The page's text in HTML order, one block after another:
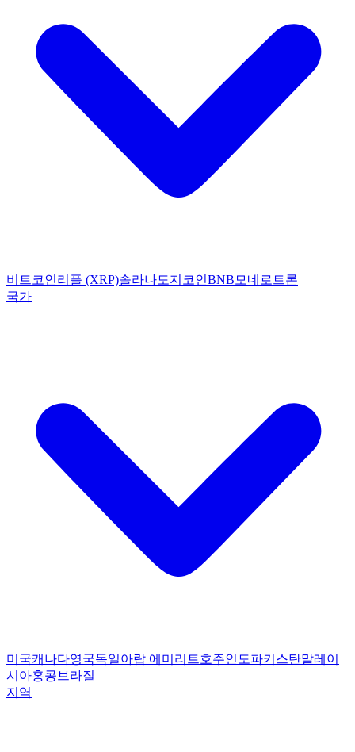
비트코인리플 (XRP)솔라나도지코인BNB 모네로 트론
국가
미국캐나다영국독일아랍 에미리트호주인도파키스탄말레이
시아홍콩 브라질
지역